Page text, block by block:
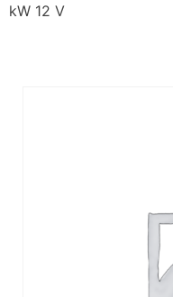
kW 12 V